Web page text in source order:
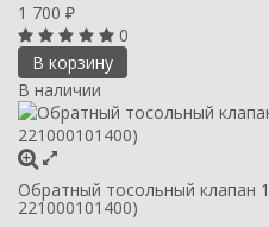
1 700 ₽
0
В корзину
В наличии
Обратный тосольный клапан
221000101400)